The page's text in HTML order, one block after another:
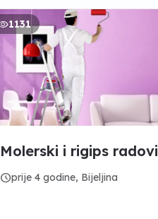
1131
Molerski i rigips radovi
scheduleprije 4 godine, Bijeljina